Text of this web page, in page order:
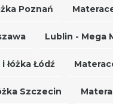
Poznań
Lublin - Mega
łóżka Łódź
Szczecin